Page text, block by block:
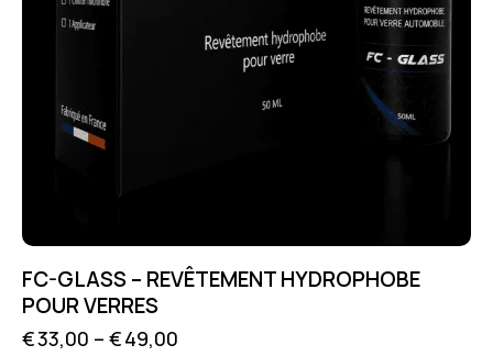
FC-GLASS – REVÊTEMENT HYDROPHOBE
POUR VERRES
€33,00 – €49,00